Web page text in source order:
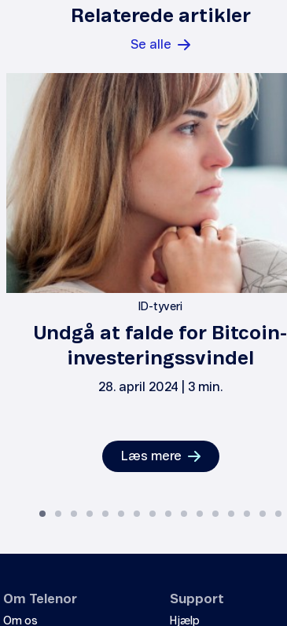
Relaterede artikler
Se alle
ID-tyveri
Undgå at falde for Bitcoin-
investeringssvindel
28. april 2024 | 3 min.
Læs mere
Om Telenor
Om os
Support
Hjælp